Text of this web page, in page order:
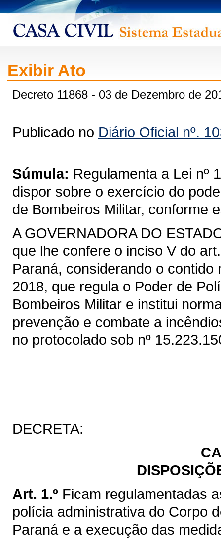
Exibir Ato
Decreto 11868 - 03 de Dezembro de
Publicado no Diário Oficial nº.
Súmula: Regulamenta a Lei nº
dispor sobre o exercício do
de Bombeiros Militar, conforme
A GOVERNADORA DO
que lhe confere o inciso V do
Paraná, considerando o contido
2018, que regula o Poder de
Bombeiros Militar e institui
prevenção e combate a
no protocolado sob nº
DECRETA:
Art. 1.º Ficam regulamentadas
polícia administrativa do Corpo
Paraná e a execução das